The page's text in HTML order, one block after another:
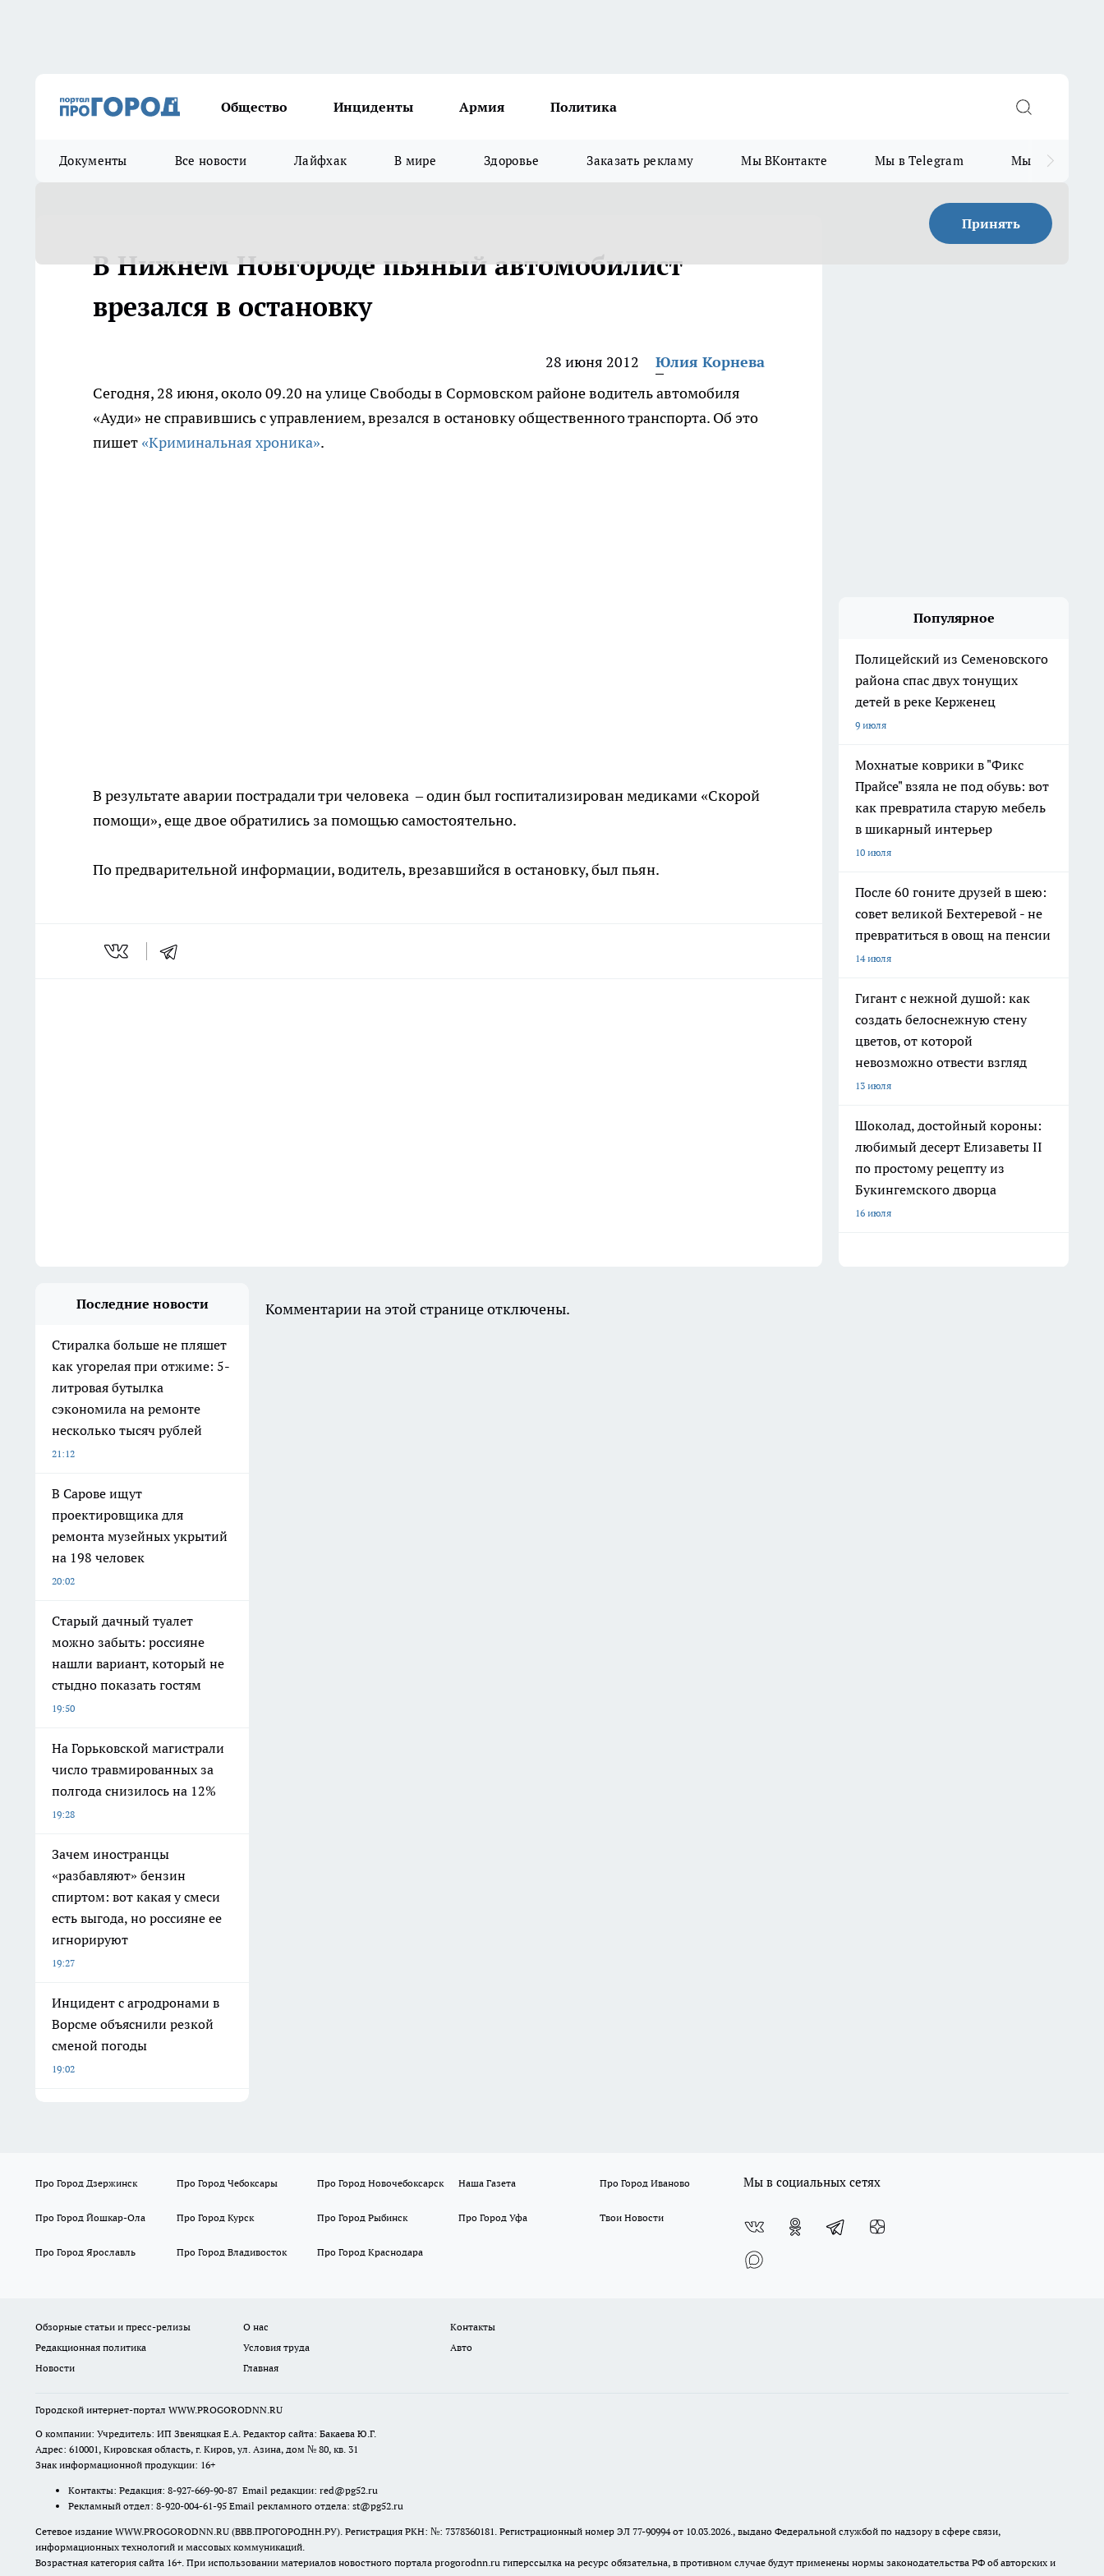
Общество Инциденты Армия Политика
Документы Все новости Лайфхак В мире Здоровье Заказать рекламу Мы ВКонтакте Мы в Telegram Мы в MAX
Принять
В Нижнем Новгороде пьяный автомобилист
врезался в остановку
28 июня 2012
Юлия Корнева
Сегодня, 28 июня, около 09.20 на улице Свободы в Сормовском районе водитель автомобиля
«Ауди» не справившись с управлением, врезался в остановку общественного транспорта. Об это
пишет «Криминальная хроника».
В результате аварии пострадали три человека – один был госпитализирован медиками «Скорой
помощи», еще двое обратились за помощью самостоятельно.
По предварительной информации, водитель, врезавшийся в остановку, был пьян.
Популярное
Полицейский из Семеновского
района спас двух тонущих
детей в реке Керженец
9 июля
Мохнатые коврики в "Фикс
Прайсе" взяла не под обувь: вот
как превратила старую мебель
в шикарный интерьер
10 июля
После 60 гоните друзей в шею:
совет великой Бехтеревой - не
превратиться в овощ на пенсии
14 июля
Гигант с нежной душой: как
создать белоснежную стену
цветов, от которой
невозможно отвести взгляд
13 июля
Шоколад, достойный короны:
любимый десерт Елизаветы II
по простому рецепту из
Букингемского дворца
16 июля
Последние новости
Стиралка больше не пляшет
как угорелая при отжиме: 5-
литровая бутылка
сэкономила на ремонте
несколько тысяч рублей
21:12
В Сарове ищут
проектировщика для
ремонта музейных укрытий
на 198 человек
20:02
Старый дачный туалет
можно забыть: россияне
нашли вариант, который не
стыдно показать гостям
19:50
На Горьковской магистрали
число травмированных за
полгода снизилось на 12%
19:28
Зачем иностранцы
«разбавляют» бензин
спиртом: вот какая у смеси
есть выгода, но россияне ее
игнорируют
19:27
Инцидент с агродронами в
Ворсме объяснили резкой
сменой погоды
19:02
Комментарии на этой странице отключены.
Про Город Дзержинск Про Город Чебоксары Про Город Новочебоксарск Наша Газета Про Город Иваново
Про Город Йошкар-Ола Про Город Курск Про Город Рыбинск Про Город Уфа Твои Новости
Про Город Ярославль Про Город Владивосток Про Город Краснодара
Мы в социальных сетях
Обзорные статьи и пресс-релизы О нас
Контакты
Редакционная политика
Условия труда
Авто
Новости
Главная
Городской интернет-портал WWW.PROGORODNN.RU
О компании: Учредитель: ИП Звеняцкая Е.А. Редактор сайта: Бакаева Ю.Г.
Адрес: 610001, Кировская область, г. Киров, ул. Азина, дом № 80, кв. 31
Знак информационной продукции: 16+
Контакты: Редакция: 8-927-669-90-87 Email редакции: red@pg52.ru
Рекламный отдел: 8-920-004-61-95 Email рекламного отдела: st@pg52.ru
Сетевое издание WWW.PROGORODNN.RU (ВВВ.ПРОГОРОДНН.РУ). Регистрация РКН: №: 7378360181. Регистрационный номер ЭЛ 77-90994 от 10.03.2026., выдано Федеральной службой по надзору в сфере связи,
информационных технологий и массовых коммуникаций.
Возрастная категория сайта 16+. При использовании материалов новостного портала progorodnn.ru гиперссылка на ресурс обязательна, в противном случае будут применены нормы законодательства РФ об авторских и